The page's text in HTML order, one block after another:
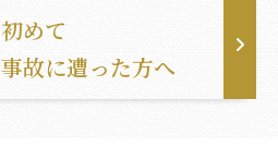
初めて
事故に遭った方へ